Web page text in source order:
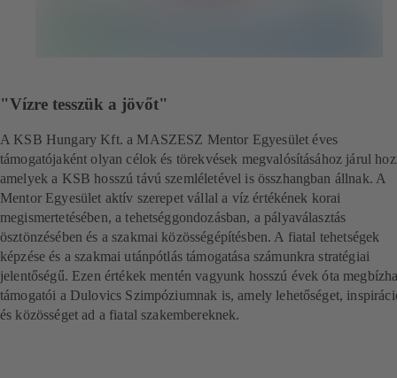
"Vízre tesszük a jövőt"
A KSB Hungary Kft. a MASZESZ Mentor Egyesület éves
támogatójaként olyan célok és törekvések megvalósításához járul
amelyek a KSB hosszú távú szemléletével is összhangban állnak. A
Mentor Egyesület aktív szerepet vállal a víz értékének korai
megismertetésében, a tehetséggondozásban, a pályaválasztás
ösztönzésében és a szakmai közösségépítésben. A fiatal tehetségek
képzése és a szakmai utánpótlás támogatása számunkra stratégiai
jelentőségű. Ezen értékek mentén vagyunk hosszú évek óta
támogatói a Dulovics Szimpóziumnak is, amely lehetőséget,
és közösséget ad a fiatal szakembereknek.